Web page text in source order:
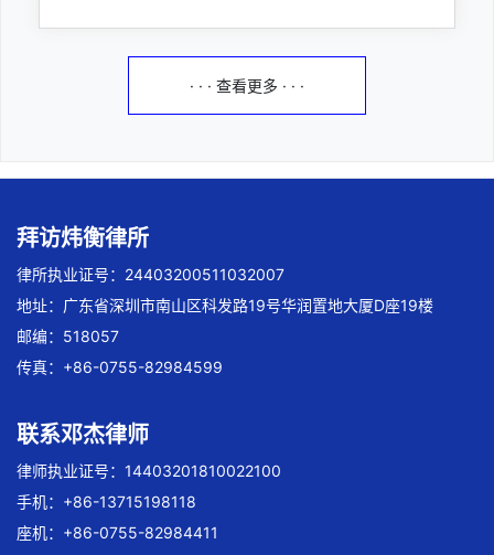
· · · 查看更多 · · ·
拜访炜衡律所
律所执业证号：24403200511032007
地址：广东省深圳市南山区科发路19号华润置地大厦D座19楼
邮编：518057
传真：+86-0755-82984599
联系邓杰律师
律师执业证号：14403201810022100
手机：+86-13715198118
座机：+86-0755-82984411